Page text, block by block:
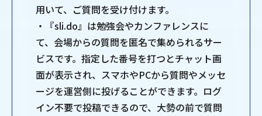
用いて、ご質問を受け付けます。
・『sli.do』は勉強会やカンファレンスに
て、会場からの質問を匿名で集められるサー
ビスです。指定した番号を打つとチャット画
面が表示され、スマホやPCから質問やメッセ
ージを運営側に投げることができます。ログ
イン不要で投稿できるので、大勢の前で質問